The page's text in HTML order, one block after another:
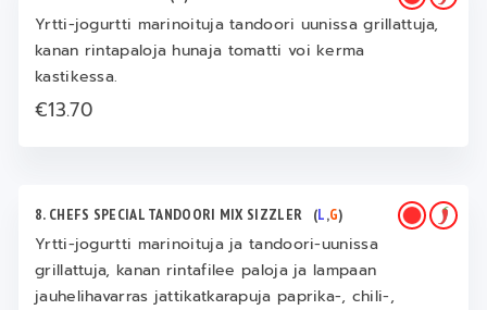
Yrtti-jogurtti marinoituja tandoori uunissa grillattuja,
kanan rintapaloja hunaja tomatti voi kerma
kastikessa.
€13.70
8. CHEFS SPECIAL TANDOORI MIX SIZZLER (L,G)
Yrtti-jogurtti marinoituja ja tandoori-uunissa
grillattuja, kanan rintafilee paloja ja lampaan
jauhelihavarras jattikatkarapuja paprika-, chili-,